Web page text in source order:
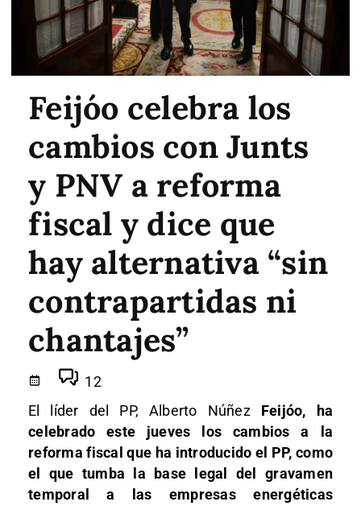
Feijóo celebra los
cambios con Junts
y PNV a reforma
fiscal y dice que
hay alternativa “sin
contrapartidas ni
chantajes”
12
El líder del PP, Alberto Núñez Feijóo, ha
celebrado este jueves los cambios a la
reforma fiscal que ha introducido el PP, como
el que tumba la base legal del gravamen
temporal a las empresas energéticas